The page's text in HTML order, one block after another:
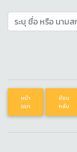
หน้า
แรก
ย้อน
กลับ